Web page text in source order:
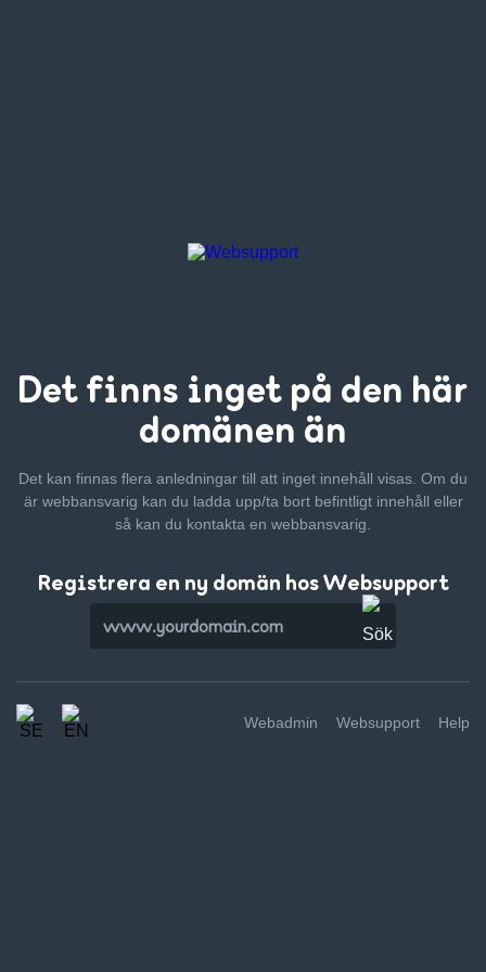
Det finns inget på den här
domänen än
Det kan finnas flera anledningar till att inget innehåll visas. Om du
är webbansvarig kan du ladda upp/ta bort befintligt innehåll eller
så kan du kontakta en webbansvarig.
Registrera en ny domän hos Websupport
Webadmin Websupport Help